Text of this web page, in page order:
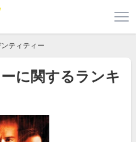
ティティー
に関するランキ